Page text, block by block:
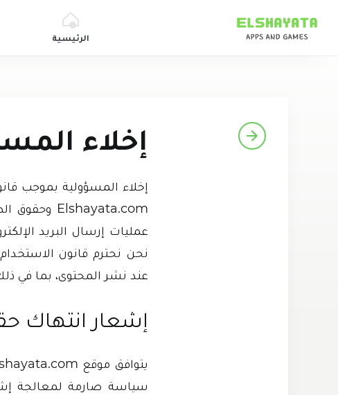
الرئيسية
إخلاء
إخلاء المسؤولية بموجب
عمليات إرسال البريد
عند نشر المحتوى، بما في
إشعار انتهاك
سياسة صارمة لمعالجة